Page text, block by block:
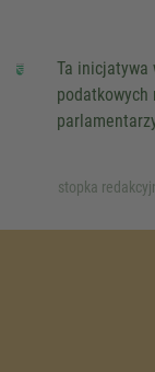
Ta inicjatywa
stopka